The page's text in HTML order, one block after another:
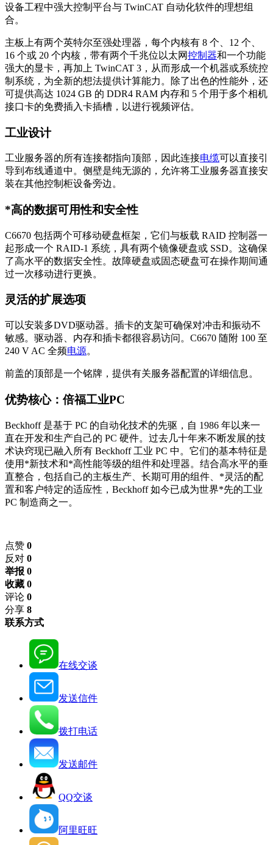
设备工程中强大控制平台与 TwinCAT 自动化软件的理想组
合。
主板上有两个英特尔至强处理器，每个内核有 8 个、12 个、
16 个或 20 个内核，带有两个千兆位以太网控制器和一个功能
强大的显卡，再加上 TwinCAT 3，从而形成一个机器或系统控
制系统，为全新的想法提供计算能力。除了出色的性能外，还
可提供高达 1024 GB 的 DDR4 RAM 内存和 5 个用于多个相机
接口卡的免费插入卡插槽，以进行视频评估。
工业设计
工业服务器的所有连接都指向顶部，因此连接电缆可以直接引
导到布线通道中。侧壁是纯无源的，允许将工业服务器直接安
装在其他控制柜设备旁边。
*高的数据可用性和安全性
C6670 包括两个可移动硬盘框架，它们与板载 RAID 控制器一
起形成一个 RAID-1 系统，具有两个镜像硬盘或 SSD。这确保
了高水平的数据安全性。故障硬盘或固态硬盘可在操作期间通
过一次移动进行更换。
灵活的扩展选项
可以安装多DVD驱动器。插卡的支架可确保对冲击和振动不
敏感。驱动器、内存和插卡都很容易访问。C6670 随附 100 至
240 V AC 全频电源。
前盖的顶部是一个铭牌，提供有关服务器配置的详细信息。
优势核心：倍福工业PC
Beckhoff 是基于 PC 的自动化技术的先驱，自 1986 年以来一
直在开发和生产自己的 PC 硬件。过去几十年来不断发展的技
术诀窍现已融入所有 Beckhoff 工业 PC 中。它们的基本特征是
使用*新技术和*高性能等级的组件和处理器。结合高水平的垂
直整合，包括自己的主板生产、长期可用的组件、*灵活的配
置和客户特定的适应性，Beckhoff 如今已成为世界*先的工业
PC 制造商之一。
点赞 0
反对 0
举报 0
收藏 0
评论 0
分享 8
联系方式
在线交谈
发送信件
拨打电话
发送邮件
QQ交谈
阿里旺旺